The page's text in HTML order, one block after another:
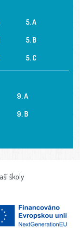
5. A
5. B
5. C
9. A
9. B
školy